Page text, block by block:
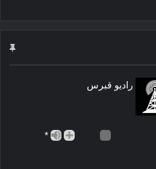
رادیو قبرس
*